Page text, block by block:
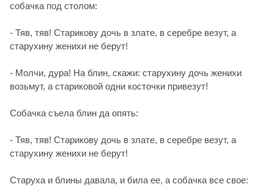
собачка под столом:
- Тяв, тяв! Старикову дочь в злате, в серебре везут, а
старухину женихи не берут!
- Молчи, дура! На блин, скажи: старухину дочь женихи
возьмут, а стариковой одни косточки привезут!
Собачка съела блин да опять:
- Тяв, тяв! Старикову дочь в злате, в серебре везут, а
старухину женихи не берут!
Старуха и блины давала, и била ее, а собачка все свое: